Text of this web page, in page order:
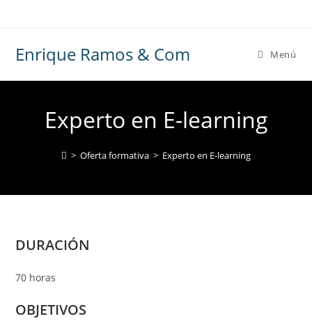
Enrique Ramos & Com Menú
Experto en E-learning
> Oferta formativa > Experto en E-learning
DURACIÓN
70 horas
OBJETIVOS